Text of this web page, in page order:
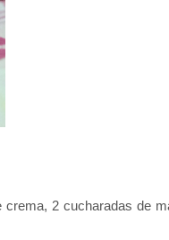
2 cucharadas de